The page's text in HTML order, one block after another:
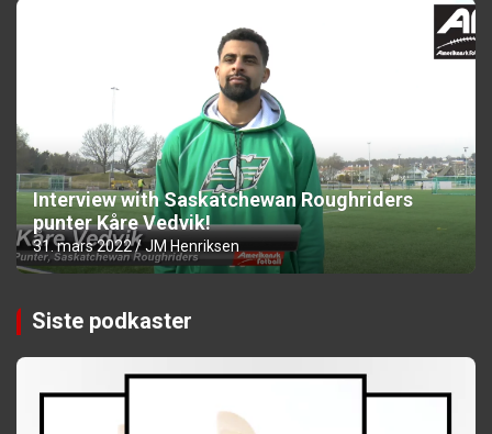
Interview with Saskatchewan Roughriders
punter Kåre Vedvik!
31. mars 2022 JM Henriksen
Siste podkaster